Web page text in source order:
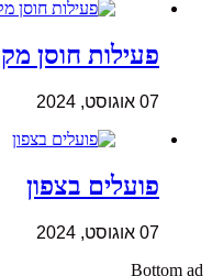
פעילות חוסן
07 אוגוסט, 2024
פועלים בצפון
07 אוגוסט, 2024
Bottom ad